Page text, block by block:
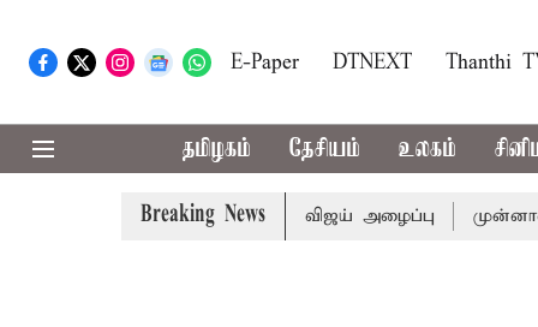
E-Paper DTNEXT Thanthi
தமிழகம் தேசியம் உலகம்
Breaking News
முதல்-அமைச்சர் விஜய் அழைப்பு முன்னாள்